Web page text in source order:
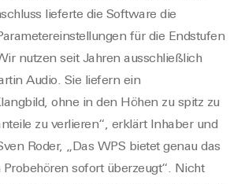
lieferte die Software die
für die Endstufen
nutzen seit Jahren ausschließlich
Audio. Sie liefern ein
ohne in den Höhen zu spitz zu
zu verlieren“, erklärt Inhaber und
Roder, „Das WPS bietet genau das
sofort überzeugt“. Nicht